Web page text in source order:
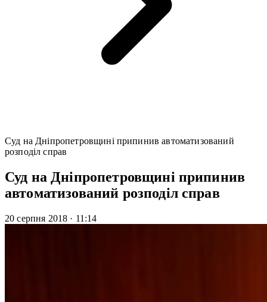
Суд на Дніпропетровщині припинив автоматизований
розподіл справ
Суд на Дніпропетровщині припинив
автоматизований розподіл справ
20 серпня 2018 · 11:14